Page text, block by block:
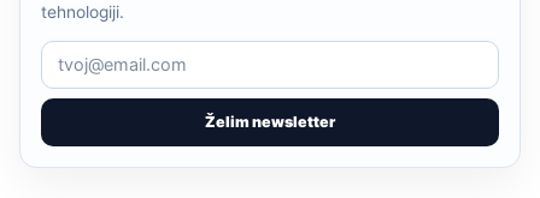
Želim newsletter
tehnologiji.